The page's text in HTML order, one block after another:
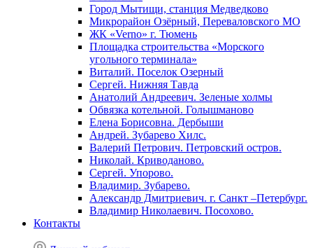
Город Мытищи, станция Медведково
Микрорайон Озёрный, Переваловского МО
ЖК «Verno» г. Тюмень
Площадка строительства «Морского
угольного терминала»
Виталий. Поселок Озерный
Сергей. Нижняя Тавда
Анатолий Андреевич. Зеленые холмы
Обвязка котельной. Голышманово
Елена Борисовна. Дербыши
Андрей. Зубарево Хилс.
Валерий Петрович. Петровский остров.
Николай. Криводаново.
Сергей. Упорово.
Владимир. Зубарево.
Александр Дмитриевич. г. Санкт –Петербург.
Владимир Николаевич. Посохово.
Контакты